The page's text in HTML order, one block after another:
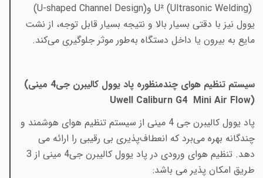
U² (Ultrasonic Welding) و(U-shaped Channel Design)
یوول نیز با دقتی بسیار بالا و نتیجه بسیار قابل توجه، از نشت
مایع به بیرون یا داخل دستگاه به‌طور موثر جلوگیری می‌کند.
سیستم تنظیم هوای چندمنظوره پاد یوول کالیبرن جی4 مینی
(
Uwell Caliburn G4 Mini Air Flow)
پاد یوول کالیبرن جی 4 مینی از سیستم تنظیم هوای هوشمند و
چندگانه بهره می‌برد که انعطاف‌پذیری بی‌ رقیبی را ارائه می‌
دهد. تنظیم هوای ورودی در پاد یوول کالیبرن جی4 مینی از 3
طریق امکان پذیر می باشد: